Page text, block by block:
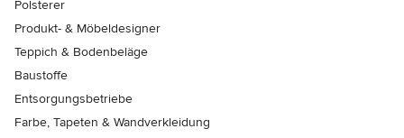
Polsterer
Produkt- & Möbeldesigner
Teppich & Bodenbeläge
Baustoffe
Entsorgungsbetriebe
Farbe, Tapeten & Wandverkleidung